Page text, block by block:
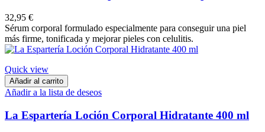
32,95 €
Sérum corporal formulado especialmente para conseguir una piel
más firme, tonificada y mejorar pieles con celulitis.
Quick view
Añadir al carrito
Añadir a la lista de deseos
La Espartería Loción Corporal Hidratante 400 ml